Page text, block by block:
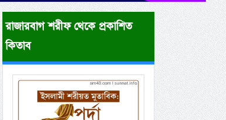
রাজারবাগ শরীফ থেকে প্রকাশিত
কিতাব